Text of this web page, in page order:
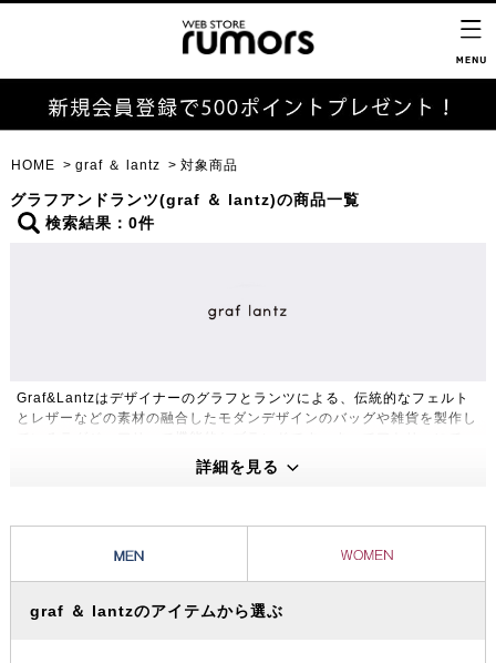
HOME graf ＆ lantz 対象商品
グラフアンドランツ(graf ＆ lantz)の商品一覧
検索結果：0件
Graf&Lantzはデザイナーのグラフとランツによる、伝統的なフェルト
とレザーなどの素材の融合したモダンデザインのバッグや雑貨を製作し
ンドメイドにて製作します。詳細を見る
graf ＆ lantzのアイテムから選ぶ